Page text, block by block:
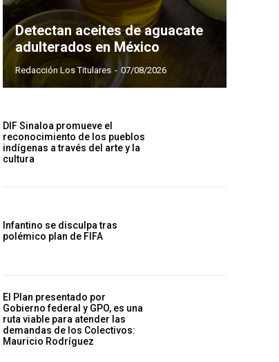
Detectan aceites de aguacate
adulterados en México
Redacción Los Titulares - 07/08/2026
DIF Sinaloa promueve el
reconocimiento de los pueblos
indígenas a través del arte y la
cultura
Infantino se disculpa tras
polémico plan de FIFA
El Plan presentado por
Gobierno federal y GPO, es una
ruta viable para atender las
demandas de los Colectivos:
Mauricio Rodríguez